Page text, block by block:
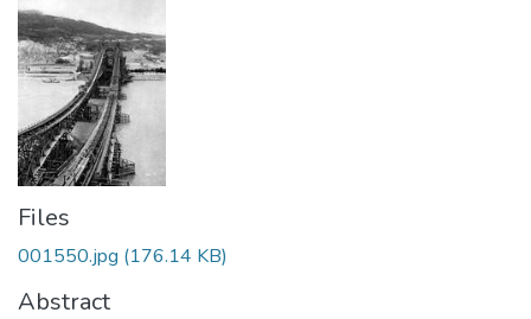
Files
001550.jpg (176.14 KB)
Abstract